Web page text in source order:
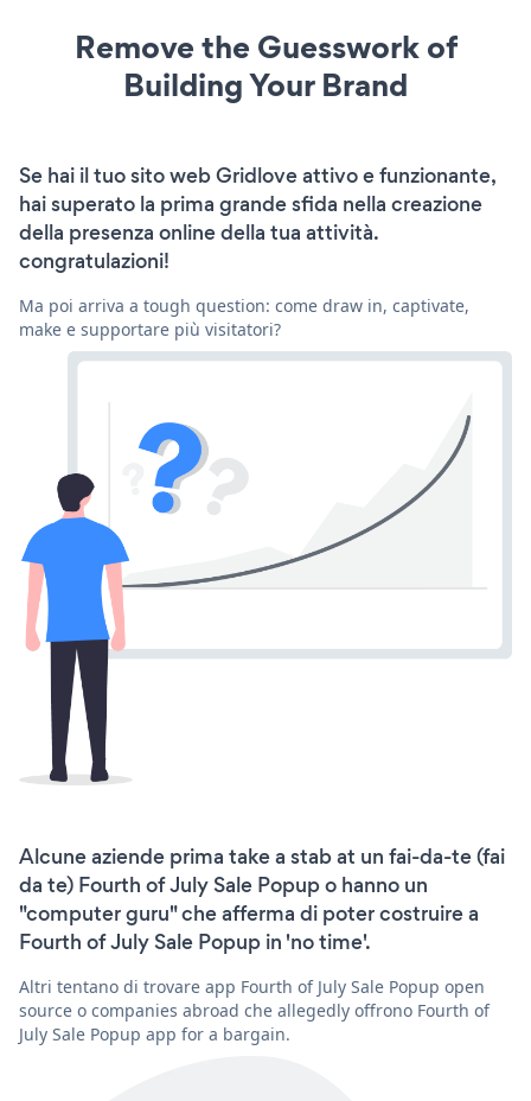
Remove the Guesswork of
Building Your Brand
Se hai il tuo sito web Gridlove attivo e funzionante,
hai superato la prima grande sfida nella creazione
della presenza online della tua attività.
congratulazioni!
Ma poi arriva a tough question: come draw in, captivate,
make e supportare più visitatori?
Alcune aziende prima take a stab at un fai-da-te (fai
da te) Fourth of July Sale Popup o hanno un
"computer guru" che afferma di poter costruire a
Fourth of July Sale Popup in 'no time'.
Altri tentano di trovare app Fourth of July Sale Popup open
source o companies abroad che allegedly offrono Fourth of
July Sale Popup app for a bargain.